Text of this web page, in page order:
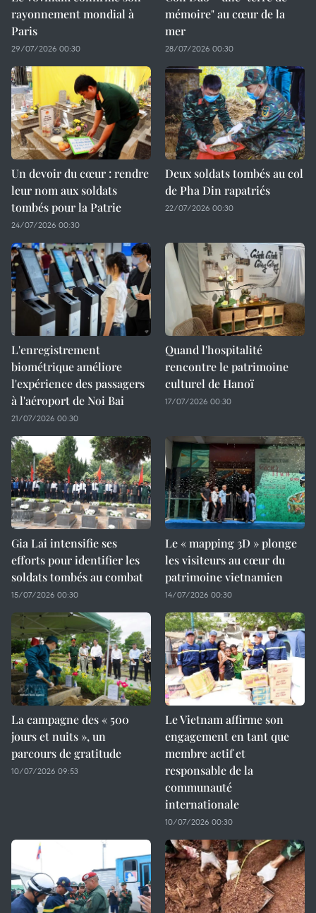
rayonnement mondial à
Paris
29/07/2026 00:30
mémoire" au cœur de la
mer
28/07/2026 00:30
Un devoir du cœur : rendre
leur nom aux soldats
tombés pour la Patrie
24/07/2026 00:30
Deux soldats tombés au col
de Pha Din rapatriés
22/07/2026 00:30
L'enregistrement
biométrique améliore
l'expérience des passagers
à l'aéroport de Noi Bai
21/07/2026 00:30
Quand l'hospitalité
rencontre le patrimoine
culturel de Hanoï
17/07/2026 00:30
Gia Lai intensifie ses
efforts pour identifier les
soldats tombés au combat
15/07/2026 00:30
Le « mapping 3D » plonge
les visiteurs au cœur du
patrimoine vietnamien
14/07/2026 00:30
La campagne des « 500
jours et nuits », un
parcours de gratitude
10/07/2026 09:53
Le Vietnam affirme son
engagement en tant que
membre actif et
responsable de la
communauté
internationale
10/07/2026 00:30